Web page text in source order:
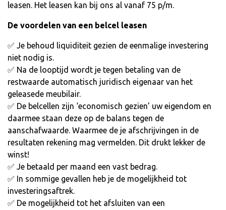
leasen. Het leasen kan bij ons al vanaf 75 p/m.
De voordelen van een belcel leasen
✅ Je behoud liquiditeit gezien de eenmalige investering
niet nodig is.
✅ Na de looptijd wordt je tegen betaling van de
restwaarde automatisch juridisch eigenaar van het
geleasede meubilair.
✅ De belcellen zijn ‘economisch gezien’ uw eigendom en
daarmee staan deze op de balans tegen de
aanschafwaarde. Waarmee de je afschrijvingen in de
resultaten rekening mag vermelden. Dit drukt lekker de
winst!
✅ Je betaald per maand een vast bedrag.
✅ In sommige gevallen heb je de mogelijkheid tot
investeringsaftrek.
✅ De mogelijkheid tot het afsluiten van een